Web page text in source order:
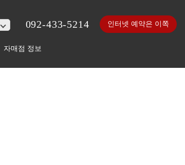
자매점 정보
092-433-5214 인터넷 예약은 이쪽